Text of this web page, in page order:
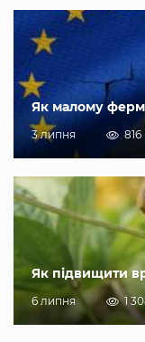
Як малому
3 липня 816
Як підвищити
6 липня 1